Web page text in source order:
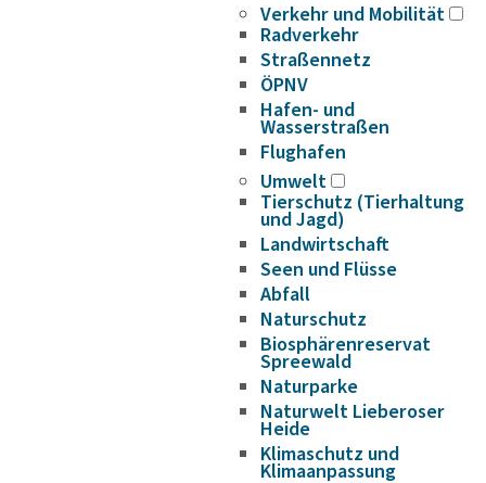
Verkehr und Mobilität
Radverkehr
Straßennetz
ÖPNV
Hafen- und
Wasserstraßen
Flughafen
Umwelt
Tierschutz (Tierhaltung
und Jagd)
Landwirtschaft
Seen und Flüsse
Abfall
Naturschutz
Biosphärenreservat
Spreewald
Naturparke
Naturwelt Lieberoser
Heide
Klimaschutz und
Klimaanpassung